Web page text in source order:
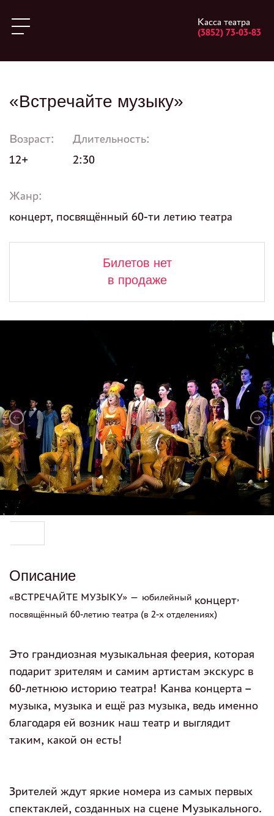
Касса театра
(3852) 73-03-83
«Встречайте музыку»
Возраст:
12+
Длительность:
2:30
Жанр:
концерт, посвящённый 60-ти летию театра
Билетов нет
в продаже
Описание
«ВСТРЕЧАЙТЕ МУЗЫКУ» — юбилейный концерт,
посвящённый 60-летию театра (в 2-х отделениях)
Это грандиозная музыкальная феерия, которая
подарит зрителям и самим артистам экскурс в
60-летнюю историю театра! Канва концерта –
музыка, музыка и ещё раз музыка, ведь именно
благодаря ей возник наш театр и выглядит
таким, какой он есть!
Зрителей ждут яркие номера из самых первых
спектаклей, созданных на сцене Музыкального.